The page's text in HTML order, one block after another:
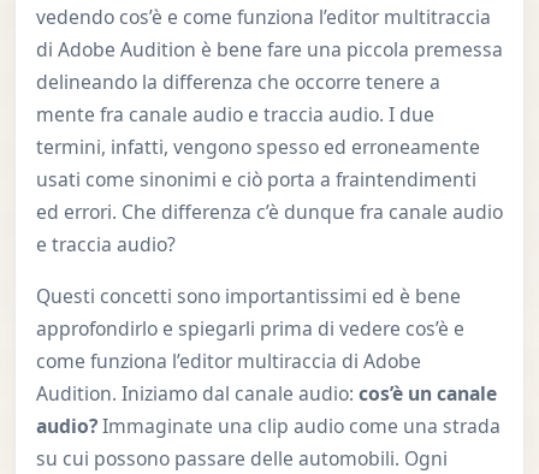
vedendo cos’è e come funziona l’editor multitraccia
di Adobe Audition è bene fare una piccola premessa
delineando la differenza che occorre tenere a
mente fra canale audio e traccia audio. I due
termini, infatti, vengono spesso ed erroneamente
usati come sinonimi e ciò porta a fraintendimenti
ed errori. Che differenza c’è dunque fra canale audio
e traccia audio?
Questi concetti sono importantissimi ed è bene
approfondirlo e spiegarli prima di vedere cos’è e
come funziona l’editor multiraccia di Adobe
Audition. Iniziamo dal canale audio: cos’è un canale
audio?Immaginate una clip audio come una strada
su cui possono passare delle automobili. Ogni